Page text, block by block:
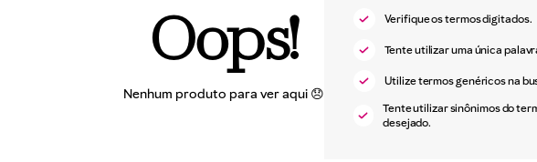
Oops! Verifique os termos digitados.
Tente utilizar uma única
Utilize termos genéricos na
Tente utilizar sinônimos do
desejado.
mascara cilios